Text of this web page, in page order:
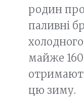
родин
паливні
майже
цю зиму.